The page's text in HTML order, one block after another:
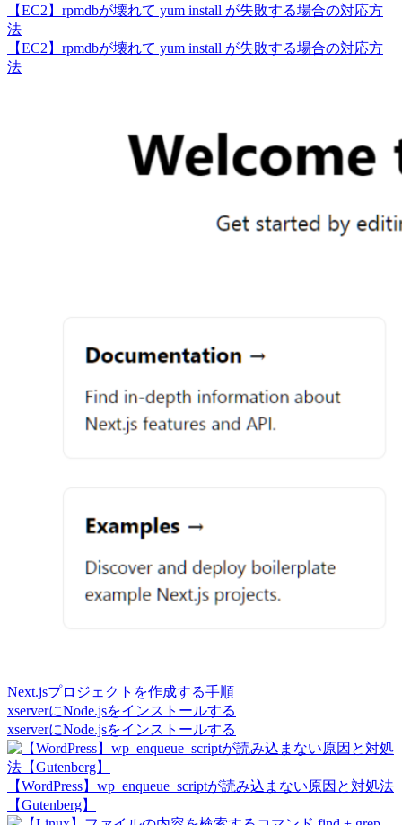
【EC2】rpmdbが壊れて yum install が失敗する場合の対応方
法
【EC2】rpmdbが壊れて yum install が失敗する場合の対応方
法
Next.jsプロジェクトを作成する手順
xserverにNode.jsをインストールする
xserverにNode.jsをインストールする
【WordPress】wp_enqueue_scriptが読み込まない原因と対処法
【Gutenberg】